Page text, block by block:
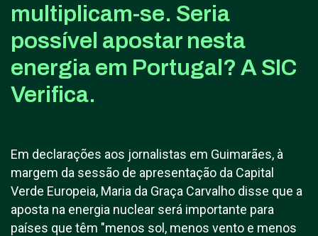
multiplicam-se. Seria
possível apostar nesta
energia em Portugal? A SIC
Verifica.
Em declarações aos jornalistas em Guimarães, à
margem da sessão de apresentação da Capital
Verde Europeia, Maria da Graça Carvalho disse que a
aposta na energia nuclear será importante para
países que têm "menos sol, menos vento e menos